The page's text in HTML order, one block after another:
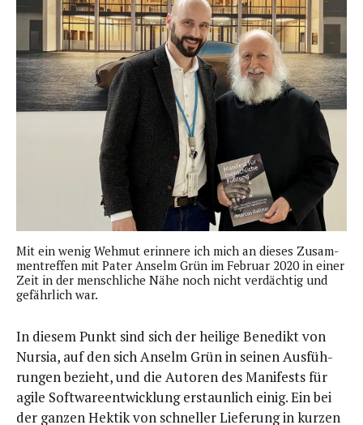
Mit ein wenig Weh­mut erin­ne­re ich mich an die­ses Zusam­
men­tref­fen mit Pater Anselm Grün im Febru­ar 2020 in einer
Zeit in der mensch­li­che Nähe noch nicht ver­däch­tig und
gefähr­lich war.
In die­sem Punkt sind sich der hei­li­ge Bene­dikt von
Nur­sia, auf den sich Anselm Grün in sei­nen Aus­füh­
run­gen bezieht, und die Autoren des Mani­fests für
agi­le Soft­ware­ent­wick­lung erstaun­lich einig. Ein bei
der gan­zen Hek­tik von schnel­ler Lie­fe­rung in kur­zen